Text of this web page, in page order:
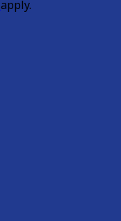
apply.